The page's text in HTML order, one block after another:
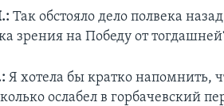
Так обстояло дело полвека
зрения на Победу от
Я хотела бы кратко напомнить,
ослабел в горбачевский